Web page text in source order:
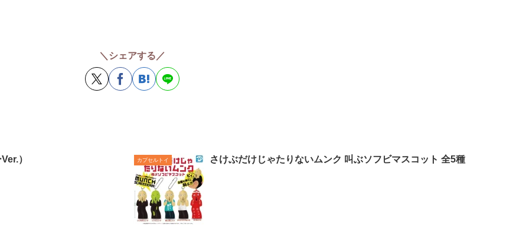
＼シェアする／
） カプセルトイ さけぶだけじゃたりないムンク 叫ぶソフビマスコット 全5種